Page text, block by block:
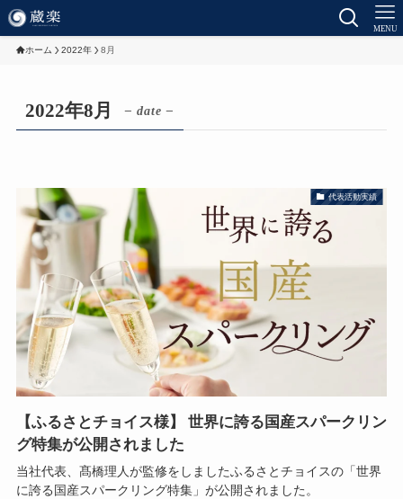
MENU
ホーム 2022年 8月
2022年8月 – date –
代表活動実績
【ふるさとチョイス様】 世界に誇る国産スパークリン
グ特集が公開されました
当社代表、髙橋理人が監修をしましたふるさとチョイスの「世界
に誇る国産スパークリング特集」が公開されました。